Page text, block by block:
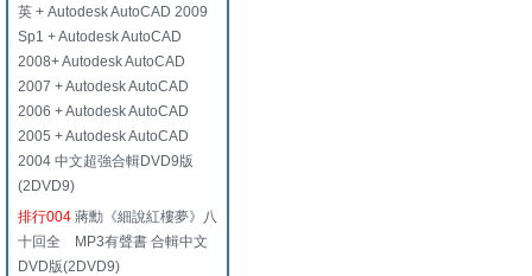
英 + Autodesk AutoCAD 2009
Sp1 + Autodesk AutoCAD
2008+ Autodesk AutoCAD
2007 + Autodesk AutoCAD
2006 + Autodesk AutoCAD
2005 + Autodesk AutoCAD
2004 中文超強合輯DVD9版
(2DVD9)
排行004 蔣勳《細說紅樓夢》八
十回全 MP3有聲書 合輯中文
DVD版(2DVD9)